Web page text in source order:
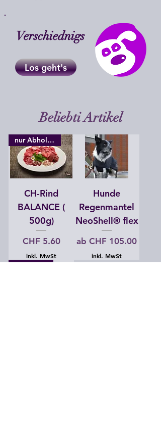
Verschiednigs
Los geht's
nur Abholung möglich
CH-Rind
BALANCE (
500g)
Preis
CHF 5.60
inkl. MwSt
Hunde
Regenmantel
NeoShell® flex
ab CHF 105.00
Sale-Preis
inkl. MwSt
schwimmt
Beliebti Artikel